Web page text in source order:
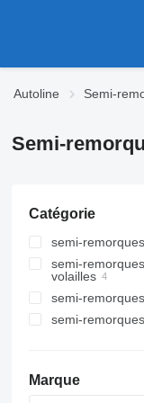
Autoline Semi-
Semi-
Catégorie
semi-
semi-
volailles
semi-
semi-
Marque